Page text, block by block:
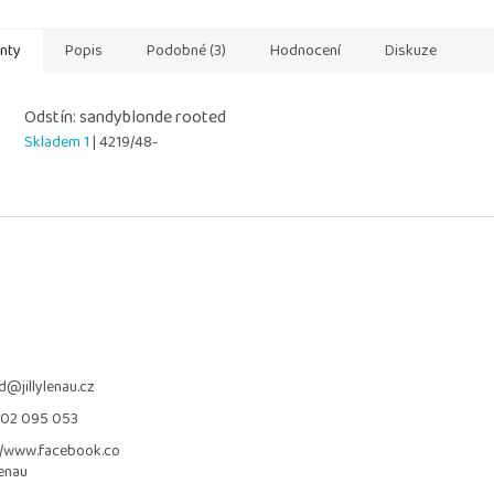
Popis Podobné (3) Hodnocení Diskuze
Odstín: sandyblonde rooted
Skladem 1| 4219/48-
@jillylenau.cz
095 053